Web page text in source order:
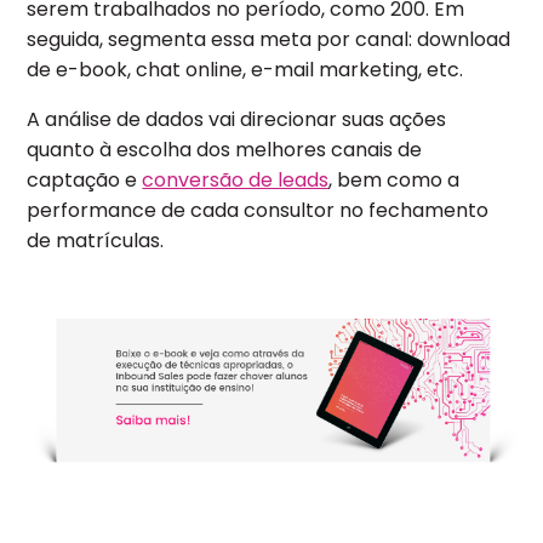
serem trabalhados no período, como 200. Em
seguida, segmenta essa meta por canal: download
de e-book, chat online, e-mail marketing, etc.
A análise de dados vai direcionar suas ações
quanto à escolha dos melhores canais de
captação econversão de leads, bem como a
performance de cada consultor no fechamento
de matrículas.